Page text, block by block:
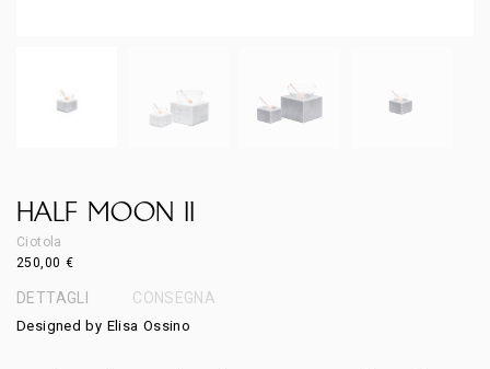
HALF MOON II
Ciotola
250,00 €
DETTAGLI CONSEGNA
Designed by Elisa Ossino